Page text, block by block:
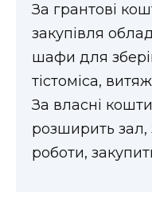
За грантові
закупівля
шафи для
тістоміса,
За власні
розширить зал,
роботи,